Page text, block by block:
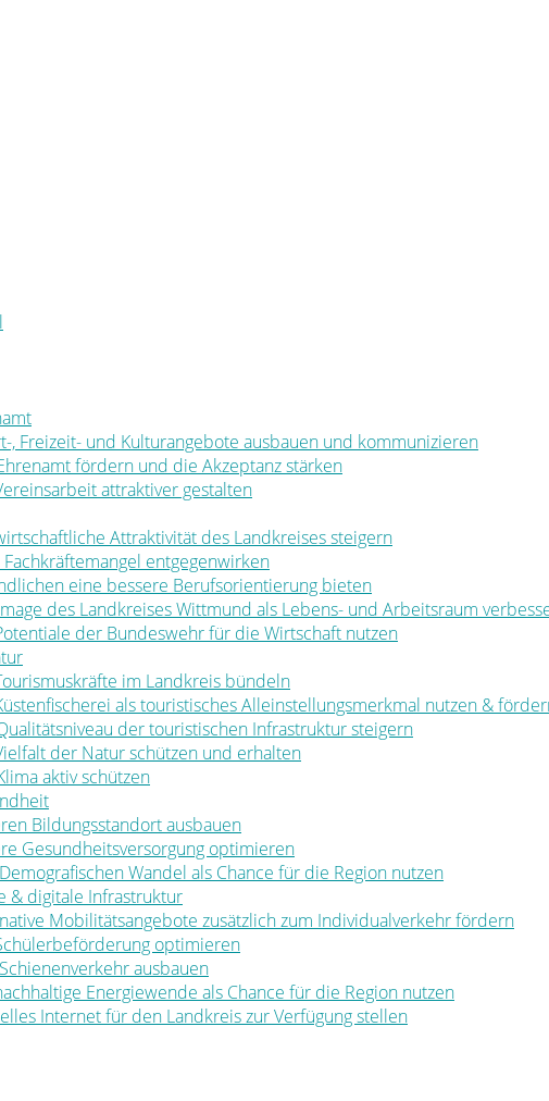
, Freizeit- und Kulturangebote ausbauen und kommunizieren
fördern und die Akzeptanz stärken
attraktiver gestalten
Attraktivität des Landkreises steigern
entgegenwirken
eine bessere Berufsorientierung bieten
des Landkreises Wittmund als Lebens- und Arbeitsraum
der Bundeswehr für die Wirtschaft nutzen
im Landkreis bündeln
als touristisches Alleinstellungsmerkmal nutzen &
der touristischen Infrastruktur steigern
der Natur schützen und erhalten
aktiv schützen
Bildungsstandort ausbauen
Gesundheitsversorgung optimieren
Wandel als Chance für die Region nutzen
& digitale Infrastruktur
Mobilitätsangebote zusätzlich zum Individualverkehr fördern
optimieren
ausbauen
Energiewende als Chance für die Region nutzen
Internet für den Landkreis zur Verfügung stellen